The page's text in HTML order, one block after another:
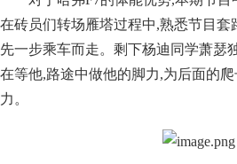
在砖员们转场雁塔过程中,熟悉节目套
先一步乘车而走。剩下杨迪同学萧瑟
在等他,路途中做他的脚力,为后面的
力。